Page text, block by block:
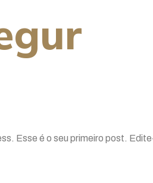
Esse é o seu primeiro post.